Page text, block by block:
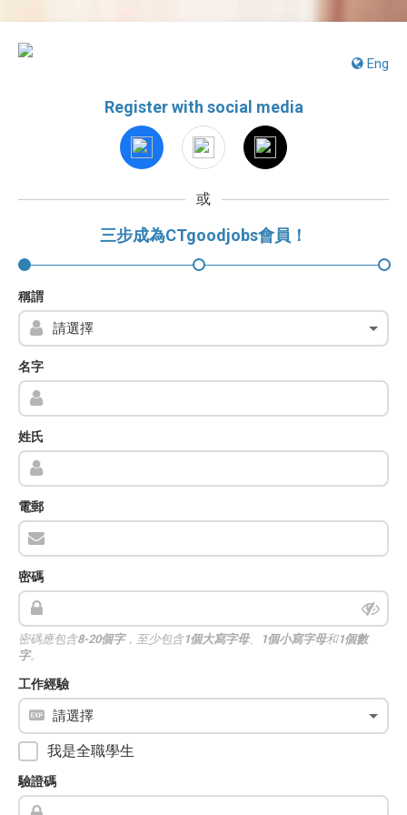
Eng
Register with social media
或
三步成為CTgoodjobs會員！
稱謂
名字
姓氏
電郵
密碼
密碼應包含8-20個字，至少包含1個大寫字母、 1個小寫字母和1個數
字。
工作經驗
我是全職學生
驗證碼